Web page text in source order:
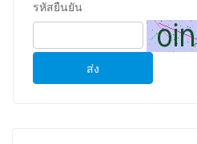
รหัสยืนยัน
ส่ง